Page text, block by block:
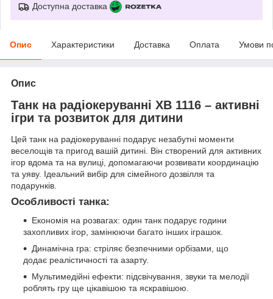
Доступна доставка
Опис Характеристики Доставка Оплата Умови
Опис
Танк на радіокеруванні XB 1116 – активні
ігри та розвиток для дитини
Цей танк на радіокеруванні подарує незабутні моменти
веселощів та пригод вашій дитині. Він створений для активних
ігор вдома та на вулиці, допомагаючи розвивати координацію
та уяву. Ідеальний вибір для сімейного дозвілля та
подарунків.
Особливості танка:
Економія на розвагах: один танк подарує години
захопливих ігор, замінюючи багато інших іграшок.
Динамічна гра: стріляє безпечними орбізами, що
додає реалістичності та азарту.
Мультимедійні ефекти: підсвічування, звуки та мелодії
роблять гру ще цікавішою та яскравішою.